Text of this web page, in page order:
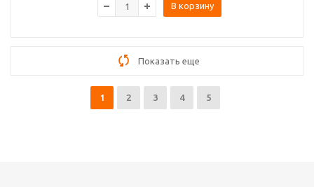
В корзину
Показать еще
1 2 3 4 5